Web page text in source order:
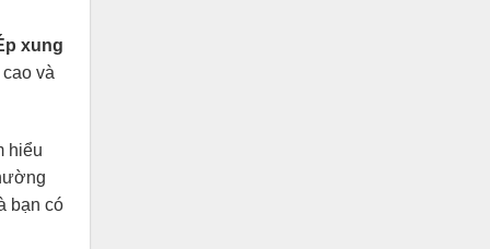
xung
và
hiểu
bạn có